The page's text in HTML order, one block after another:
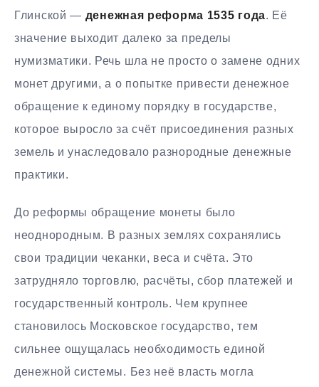
Глинской — денежная реформа 1535 года. Её
значение выходит далеко за пределы
нумизматики. Речь шла не просто о замене одних
монет другими, а о попытке привести денежное
обращение к единому порядку в государстве,
которое выросло за счёт присоединения разных
земель и унаследовало разнородные денежные
практики.
До реформы обращение монеты было
неоднородным. В разных землях сохранялись
свои традиции чеканки, веса и счёта. Это
затрудняло торговлю, расчёты, сбор платежей и
государственный контроль. Чем крупнее
становилось Московское государство, тем
сильнее ощущалась необходимость единой
денежной системы. Без неё власть могла